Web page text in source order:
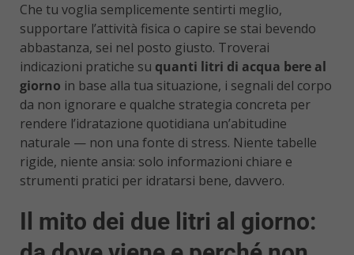
Che tu voglia semplicemente sentirti meglio,
supportare l’attività fisica o capire se stai bevendo
abbastanza, sei nel posto giusto. Troverai
indicazioni pratiche su quanti litri di acqua bere al
giorno in base alla tua situazione, i segnali del corpo
da non ignorare e qualche strategia concreta per
rendere l’idratazione quotidiana un’abitudine
naturale — non una fonte di stress. Niente tabelle
rigide, niente ansia: solo informazioni chiare e
strumenti pratici per idratarsi bene, davvero.
Il mito dei due litri al giorno: